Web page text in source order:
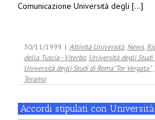
Comunicazione Università degli [...]
30/11/1999 | Attività Università, News,
della Tuscia - Viterbo, Università degli Studi
Università degli Studi di Roma"Tor Vergata",
Teramo
Accordi stipulati con